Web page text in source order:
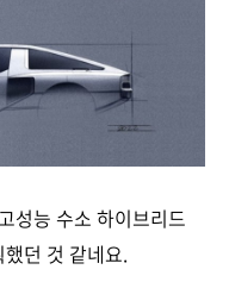
성능 수소 하이브리드
던 것 같네요.